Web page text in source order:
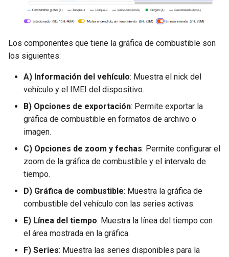
b
unidades
Nuevo servicio
Perfiles de servicio
Selección de intervalo de
Listado de Eventos
Mapa de eventos de una
unidad
Notificaciones
Rendimiento de la Unidad
Rendimiento de la Flota
Resumen general
Zonas
Los componentes que tiene la gráfica de combustible son
los siguientes:
A) Información del vehículo: Muestra el nick del
vehículo y el IMEI del dispositivo.
B) Opciones de exportación: Permite exportar la
gráfica de combustible en formatos de archivo o
imagen.
C) Opciones de zoom y fechas: Permite configurar el
zoom de la gráfica de combustible y el intervalo de
tiempo.
D) Gráfica de combustible: Muestra la gráfica de
combustible del vehículo con las series activas.
E) Línea del tiempo: Muestra la línea del tiempo con
el área mostrada en la gráfica.
F) Series: Muestra las series disponibles para la